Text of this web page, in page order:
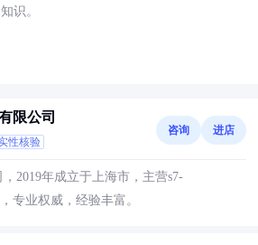
识。
限公司
性核验
咨询 进店
2019年成立于上海市，主营s7-
专业权威，经验丰富。